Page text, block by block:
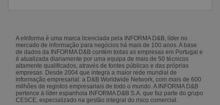
A eInforma é uma marca licenciada pela INFORMA D&B, líder no
mercado de informação para negócios há mais de 100 anos. A base
de dados da INFORMA D&B contém todas as empresas em Portugal e
é atualizada diariamente por uma equipa de mais de 50 técnicos
altamente qualificados, através de fontes públicas e das próprias
empresas. Desde 2004 que integra a maior rede mundial de
informação empresarial: a D&B Worldwide Network, com mais de 600
milhões de registos empresariais de todo o mundo. A INFORMA D&B
pertence à líder espanhola INFORMA D&B S.A. que faz parte do grupo
CESCE, especializado na gestão integral do risco comercial.